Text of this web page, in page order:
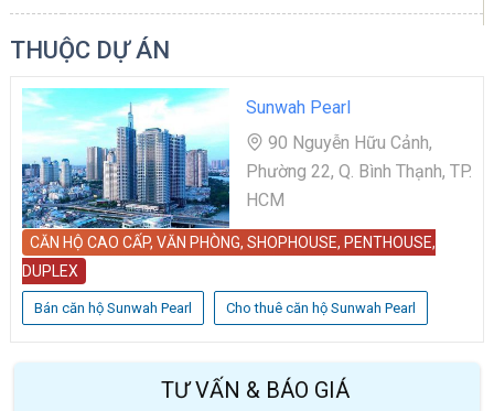
THUỘC DỰ ÁN
Sunwah Pearl
90 Nguyễn Hữu Cảnh,
Phường 22, Q. Bình Thạnh, TP.
HCM
CĂN HỘ CAO CẤP, VĂN PHÒNG, SHOPHOUSE, PENTHOUSE,
DUPLEX
Bán căn hộ Sunwah Pearl Cho thuê căn hộ Sunwah Pearl
TƯ VẤN & BÁO GIÁ